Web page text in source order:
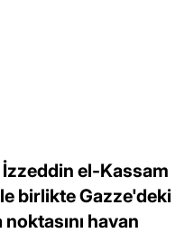
İzzeddin el-Kassam
birlikte Gazze'deki
havan